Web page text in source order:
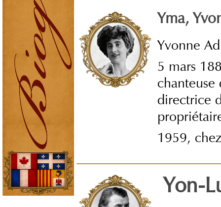
Yma,
Yvonne
5 mars
directrice
1959,
Yon-